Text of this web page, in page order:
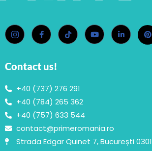
Contact us!
+40 (737) 276 291
+40 (784) 265 362
+40 (757) 633 544
contact@primeromania.ro
Strada Edgar Quinet 7, București